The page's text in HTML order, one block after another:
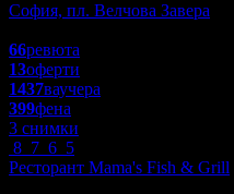
София, пл. Велчова Завера
66ревюта
13оферти
1437ваучера
399фена
3 снимки
8 7 6 5
Ресторант Mama's Fish & Grill